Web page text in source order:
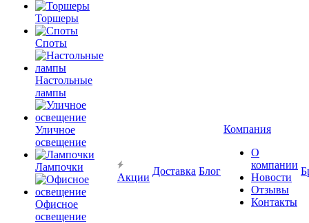
Торшеры
Споты
Настольные
лампы
Уличное
освещение
Лампочки
Офисное
освещение
Акции
Доставка Блог
Компания
О
компании
Новости
Отзывы
Контакты